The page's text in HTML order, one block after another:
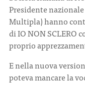
Presidente
Multipla) hanno
di IO NON SCLERO
proprio
E nella nuova
poteva mancare la